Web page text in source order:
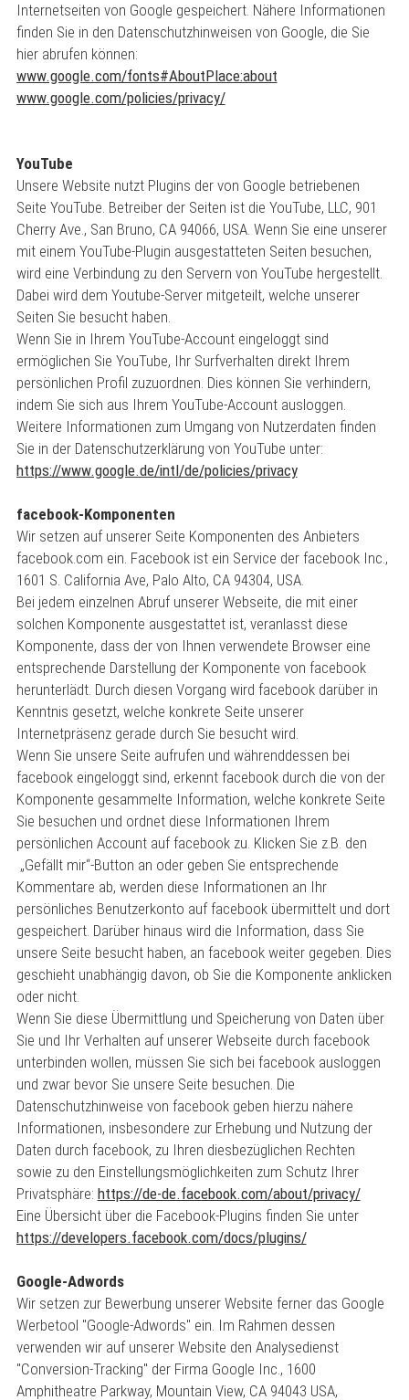
Internetseiten von Google gespeichert. Nähere Informationen
finden Sie in den Datenschutzhinweisen von Google, die Sie
hier abrufen können:
www.google.com/fonts#AboutPlace:about
www.google.com/policies/privacy/
YouTube
Unsere Website nutzt Plugins der von Google betriebenen
Seite YouTube. Betreiber der Seiten ist die YouTube, LLC, 901
Cherry Ave., San Bruno, CA 94066, USA. Wenn Sie eine unserer
mit einem YouTube-Plugin ausgestatteten Seiten besuchen,
wird eine Verbindung zu den Servern von YouTube hergestellt.
Dabei wird dem Youtube-Server mitgeteilt, welche unserer
Seiten Sie besucht haben.
Wenn Sie in Ihrem YouTube-Account eingeloggt sind
ermöglichen Sie YouTube, Ihr Surfverhalten direkt Ihrem
persönlichen Profil zuzuordnen. Dies können Sie verhindern,
indem Sie sich aus Ihrem YouTube-Account ausloggen.
Weitere Informationen zum Umgang von Nutzerdaten finden
Sie in der Datenschutzerklärung von YouTube unter:
https://www.google.de/intl/de/policies/privacy
facebook-Komponenten
Wir setzen auf unserer Seite Komponenten des Anbieters
facebook.com ein. Facebook ist ein Service der facebook Inc.,
1601 S. California Ave, Palo Alto, CA 94304, USA.
Bei jedem einzelnen Abruf unserer Webseite, die mit einer
solchen Komponente ausgestattet ist, veranlasst diese
Komponente, dass der von Ihnen verwendete Browser eine
entsprechende Darstellung der Komponente von facebook
herunterlädt. Durch diesen Vorgang wird facebook darüber in
Kenntnis gesetzt, welche konkrete Seite unserer
Internetpräsenz gerade durch Sie besucht wird.
Wenn Sie unsere Seite aufrufen und währenddessen bei
facebook eingeloggt sind, erkennt facebook durch die von der
Komponente gesammelte Information, welche konkrete Seite
Sie besuchen und ordnet diese Informationen Ihrem
persönlichen Account auf facebook zu. Klicken Sie z.B. den
„Gefällt mir“-Button an oder geben Sie entsprechende
Kommentare ab, werden diese Informationen an Ihr
persönliches Benutzerkonto auf facebook übermittelt und dort
gespeichert. Darüber hinaus wird die Information, dass Sie
unsere Seite besucht haben, an facebook weiter gegeben. Dies
geschieht unabhängig davon, ob Sie die Komponente anklicken
oder nicht.
Wenn Sie diese Übermittlung und Speicherung von Daten über
Sie und Ihr Verhalten auf unserer Webseite durch facebook
unterbinden wollen, müssen Sie sich bei facebook ausloggen
und zwar bevor Sie unsere Seite besuchen. Die
Datenschutzhinweise von facebook geben hierzu nähere
Informationen, insbesondere zur Erhebung und Nutzung der
Daten durch facebook, zu Ihren diesbezüglichen Rechten
sowie zu den Einstellungsmöglichkeiten zum Schutz Ihrer
Privatsphäre: https://de-de.facebook.com/about/privacy/
Eine Übersicht über die Facebook-Plugins finden Sie unter
https://developers.facebook.com/docs/plugins/
Google-Adwords
Wir setzen zur Bewerbung unserer Website ferner das Google
Werbetool "Google-Adwords" ein. Im Rahmen dessen
verwenden wir auf unserer Website den Analysedienst
"Conversion-Tracking" der Firma Google Inc., 1600
Amphitheatre Parkway, Mountain View, CA 94043 USA,